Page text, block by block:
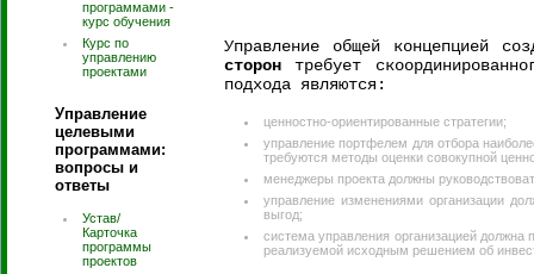
программами -
курс обучения
Курс по
управлению
проектами
Управление
целевыми
программами:
вопросы и
ответы
Устав/
Карточка
программы
проектов
Управление общей концепцией
сторон требует
подхода являются:
ценностно-ориентированные стратегии;
управление портфелем для отбора
требуются методы оценки совокупной
менеджеры проекта должны
управление изменениями организации
выгод;
система управления организацией должна
реализуемой исходным решением об